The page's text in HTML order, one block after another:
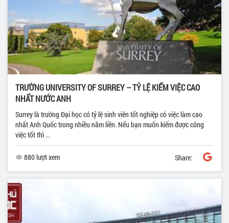
TRƯỜNG UNIVERSITY OF SURREY – TỶ LỆ KIẾM VIỆC CAO
NHẤT NƯỚC ANH
Surrey là trường Đại học có tỷ lệ sinh viên tốt nghiệp có việc làm cao
nhất Anh Quốc trong nhiều năm liền. Nếu bạn muốn kiếm được công
việc tốt thì ...
880 lượt xem Share: